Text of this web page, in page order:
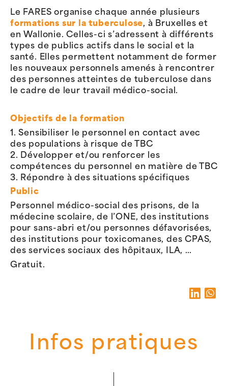
Le FARES organise chaque année plusieurs
formations sur la tuberculose, à Bruxelles et
en Wallonie. Celles-ci s’adressent à différents
types de publics actifs dans le social et la
santé. Elles permettent notamment de former
les nouveaux personnels amenés à rencontrer
des personnes atteintes de tuberculose dans
le cadre de leur travail médico-social.
Objectifs de la formation
1. Sensibiliser le personnel en contact avec
des populations à risque de TBC
2. Développer et/ou renforcer les
compétences du personnel en matière de TBC
3. Répondre à des situations spécifiques
Public
Personnel médico-social des prisons, de la
médecine scolaire, de l’ONE, des institutions
pour sans-abri et/ou personnes défavorisées,
des institutions pour toxicomanes, des CPAS,
des services sociaux des hôpitaux, ILA, …
Gratuit.
Infos pratiques